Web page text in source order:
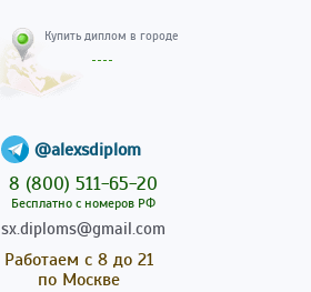
@alexsdiplom
8 (800) 511-65-20
Бесплатно с номеров РФ
sx.diploms@gmail.com
Работаем с 8 до 21
по Москве